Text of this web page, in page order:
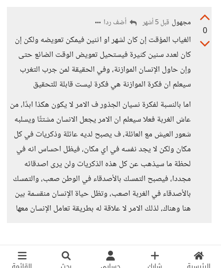
0
مجهول قبل 5 أشهر أضف ردا
الغياب المؤقت إن كان لشهر او اثنين فيمكن تعويضه ولكن إن
كان لعدد سنين كثيرة فيستحيل تعويض الوقت الضائع حتى
وإن حاول الإنسان الموازنة، وفي الحقيقة لمن جرب التغرب
سيعلم ان فكرة الموازنة هي فكرة ليست قابلة للتحقيق
اما بالنسبة لفكرة نسيان الجذور ف الامر لا يكون هكذا ابدًا، من
عاش الغربة فعلا سيعلم ان الامر يجعل الانسان مشتتًا ويسلبه
شعور العيش مع العائلة، ف يصبح لديه عائلة وذكريات في كل
مكان ولكن لا يجد نفسه في اي مكان، فيظل احساس انه في
لحظة ما سيذهب عن كل هذه الذكريات ولن يرى اصدقائه
مجددا، فيصبح التمسك بالأصدقاء في الوطن صعب، والتمسك
بالأصدقاء في الغربة اصعب، وتظل حياة الإنسان منقسمة بين
هنا وهناك، لذلك الامر لا علاقة له بطريقة تعامل الإنسان معها